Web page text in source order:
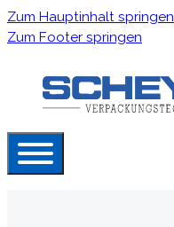
Zum Hauptinhalt springen
Zum Footer springen